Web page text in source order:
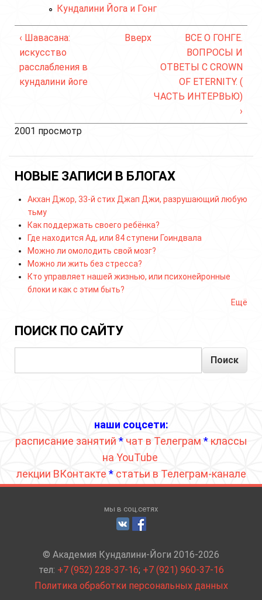
Кундалини Йога и Гонг
‹ Шавасана:
искусство
расслабления в
кундалини йоге
Вверх
ВСЕ О ГОНГЕ.
ВОПРОСЫ И
ОТВЕТЫ C CROWN
OF ETERNITY. (
ЧАСТЬ ИНТЕРВЬЮ)
›
2001 просмотр
НОВЫЕ ЗАПИСИ В БЛОГАХ
Акхан Джор, 33-й стих Джап Джи, разрушающий любую
тьму
Как поддержать своего ребёнка?
Где находится Ад, или 84 ступени Гоиндвала
Можно ли омолодить свой мозг?
Можно ли жить без стресса?
Кто управляет нашей жизнью, или психонейронные
блоки и как с этим быть?
Ещё
ПОИСК ПО САЙТУ
наши соцсети:
расписание занятий * чат в Телеграм * классы
на YouTube
лекции ВКонтакте * статьи в Телеграм-канале
мы в соц.сетях
© Академия Кундалини-Йоги 2016-2026
тел: +7 (952) 228-37-16; +7 (921) 960-37-16
Политика обработки персональных данных